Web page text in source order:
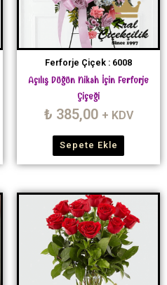
Ferforje Çiçek : 6008
Açılış Düğün Nikah İçin Ferforje
Çiçeği
₺ 385,00 + KDV
Sepete Ekle